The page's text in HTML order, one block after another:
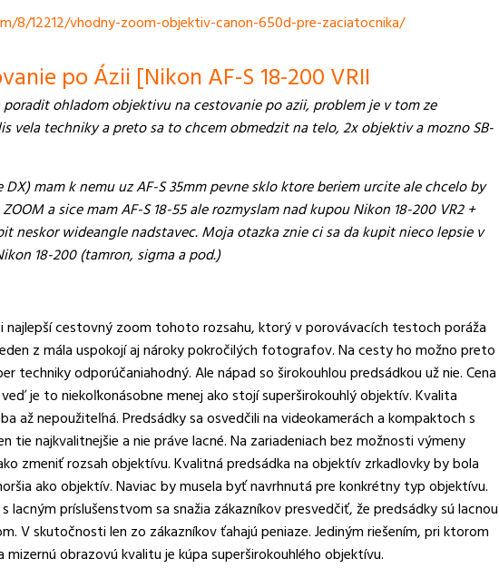
8/12212/vhodny-zoom-objektiv-canon-650d-pre-zaciatocnika/
po Ázii [Nikon AF-S 18-200 VRII
ohladom objektivu na cestovanie po azii, problem je v tom ze
vela techniky a preto sa to chcem obmedzit na telo, 2x objektiv a mozno SB-
DX) mam k nemu uz AF-S 35mm pevne sklo ktore beriem urcite ale chcelo by
a sice mam AF-S 18-55 ale rozmyslam nad kupou Nikon 18-200 VR2 +
neskor wideangle nadstavec. Moja otazka znie ci sa da kupit nieco lepsie v
18-200 (tamron, sigma a pod.)
najlepší cestovný zoom tohoto rozsahu, ktorý v porovávacích testoch poráža
z mála uspokojí aj nároky pokročilých fotografov. Na cesty ho možno preto
techniky odporúčaniahodný. Ale nápad so širokouhlou predsádkou už nie. Cena
je to niekoľkonásobne menej ako stojí superširokouhlý objektív. Kvalita
až nepoužiteľná. Predsádky sa osvedčili na videokamerách a kompaktoch s
tie najkvalitnejšie a nie práve lacné. Na zariadeniach bez možnosti výmeny
zmeniť rozsah objektívu. Kvalitná predsádka na objektív zrkadlovky by bola
ako objektív. Naviac by musela byť navrhnutá pre konkrétny typ objektívu.
lacným príslušenstvom sa snažia zákazníkov presvedčiť, že predsádky sú lacnou
V skutočnosti len zo zákazníkov ťahajú peniaze. Jediným riešením, pri ktorom
mizernú obrazovú kvalitu je kúpa superširokouhlého objektívu.